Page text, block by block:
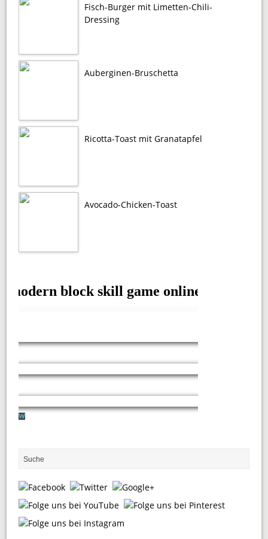
Fisch-Burger mit Limetten-Chili-
Dressing
Auberginen-Bruschetta
Ricotta-Toast mit Granatapfel
Avocado-Chicken-Toast